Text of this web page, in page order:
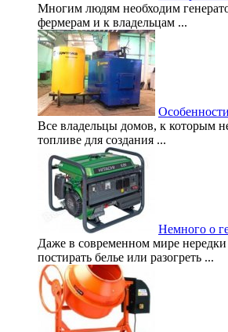
Многим людям необходим
фермерам и к владельцам ...
Все владельцы домов, к которым
топливе для создания ...
Немного о
Даже в современном мире
постирать белье или разогреть ...